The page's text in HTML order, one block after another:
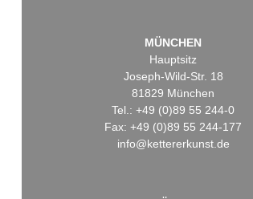
MÜNCHEN
Hauptsitz
Joseph-Wild-Str. 18
81829 München
Tel.: +49 (0)89 55 244-0
Fax: +49 (0)89 55 244-177
info@kettererkunst.de